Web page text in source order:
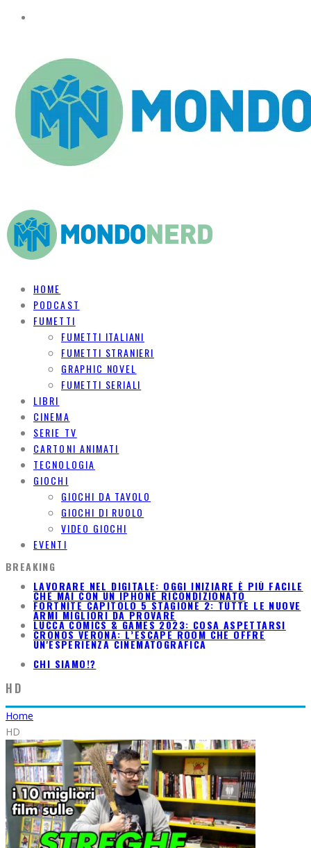
HOME
PODCAST
FUMETTI
FUMETTI ITALIANI
FUMETTI STRANIERI
GRAPHIC NOVEL
FUMETTI SERIALI
LIBRI
CINEMA
SERIE TV
CARTONI ANIMATI
TECNOLOGIA
GIOCHI
GIOCHI DA TAVOLO
GIOCHI DI RUOLO
VIDEO GIOCHI
EVENTI
BREAKING
LAVORARE NEL DIGITALE: OGGI INIZIARE È PIÙ FACILE
CHE MAI CON UN IPHONE RICONDIZIONATO
FORTNITE CAPITOLO 5 STAGIONE 2: TUTTE LE NUOVE
ARMI MIGLIORI DA PROVARE
LUCCA COMICS & GAMES 2023: COSA ASPETTARSI
CRONOS VERONA: L’ESCAPE ROOM CHE OFFRE
UN'ESPERIENZA CINEMATOGRAFICA
CHI SIAMO!?
HD
Home
HD